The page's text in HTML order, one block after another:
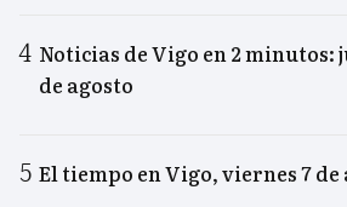
Noticias de Vigo en 2 minutos:
de agosto
El tiempo en Vigo, viernes 7 de